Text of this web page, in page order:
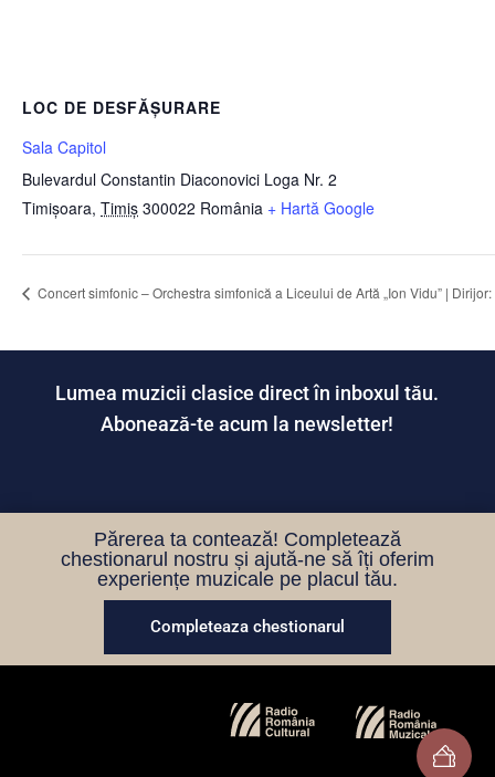
LOC DE DESFĂȘURARE
Sala Capitol
Bulevardul Constantin Diaconovici Loga Nr. 2
Timișoara, Timiș 300022 România + Hartă Google
Concert simfonic – Orchestra simfonică a Liceului de Artă „Ion Vidu” |
Lumea muzicii clasice direct în inboxul tău.
Abonează-te acum la newsletter!
Părerea ta contează! Completează
chestionarul nostru și ajută-ne să îți oferim
experiențe muzicale pe placul tău.
Completeaza chestionarul